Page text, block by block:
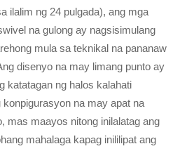
ilalim ng 24 pulgada), ang mga
na gulong ay nagsisimulang
mula sa teknikal na pananaw
disenyo na may limang punto ay
katatagan ng halos kalahati
na may apat na
mas maayos nitong inilalatag ang
mahalaga kapag inililipat ang